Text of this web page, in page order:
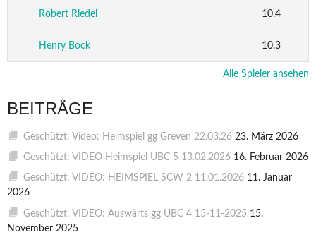
Robert Riedel 10.4
Henry Bock 10.3
Alle Spieler ansehen
BEITRÄGE
Geschützt: Video: Heimspiel gg Greven 22.03.26 23. März 2026
Geschützt: VIDEO Heimspiel UBC 5 13.02.2026 16. Februar 2026
Geschützt: VIDEO: HEIMSPIEL SCW 2 11.01.2026 11. Januar
2026
Geschützt: VIDEO: Auswärts gg UBC 4 15-11-2025 15.
November 2025